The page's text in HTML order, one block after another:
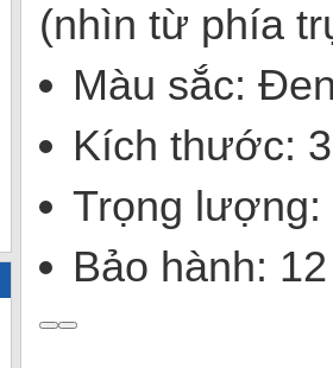
(nhìn từ phía
Màu sắc:
Kích thước:
Trọng lượng:
Bảo hành: